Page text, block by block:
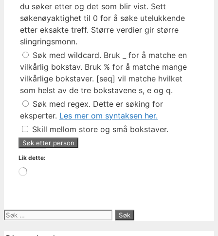
du søker etter og det som blir vist. Sett
søkenøyaktighet til 0 for å søke utelukkende
etter eksakte treff. Større verdier gir større
slingringsmonn.
Søk med wildcard. Bruk _ for å matche en
vilkårlig bokstav. Bruk % for å matche mange
vilkårlige bokstaver. [seq] vil matche hvilket
som helst av de tre bokstavene s, e og q.
Søk med regex. Dette er søking for
eksperter. Les mer om syntaksen her.
Skill mellom store og små bokstaver.
Lik dette:
Laster
Søk